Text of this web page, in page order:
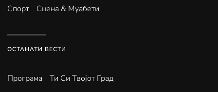
Спорт Сцена & Муабети
ОСТАНАТИ ВЕСТИ
Програма Ти Си Твојот Град